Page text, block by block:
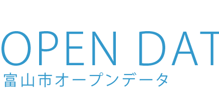
Skip to main content